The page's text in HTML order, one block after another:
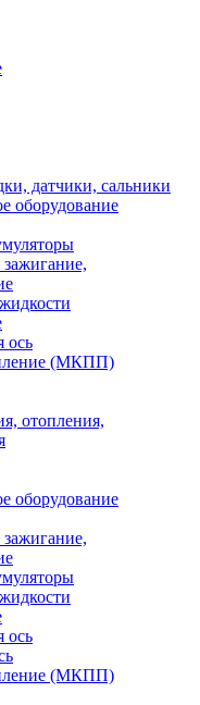
датчики, сальники
оборудование
ось
(МКПП)
отопления,
оборудование
ось
(МКПП)